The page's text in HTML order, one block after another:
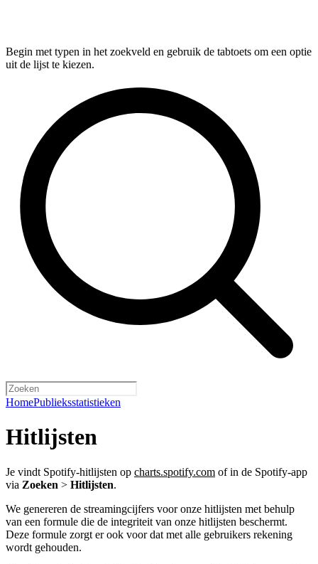
Begin met typen in het zoekveld en gebruik de tabtoets om een optie
uit de lijst te kiezen.
HomePublieksstatistieken
Hitlijsten
Je vindt Spotify-hitlijsten op charts.spotify.com of in de Spotify-app
via Zoeken > Hitlijsten.
We genereren de streamingcijfers voor onze hitlijsten met behulp
van een formule die de integriteit van onze hitlijsten beschermt.
Deze formule zorgt er ook voor dat met alle gebruikers rekening
wordt gehouden.